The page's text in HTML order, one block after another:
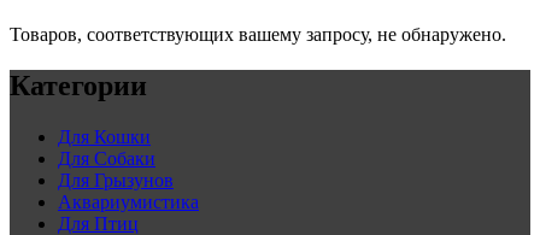
Товаров, соответствующих вашему запросу, не обнаружено.
Категории
Для Кошки
Для Собаки
Для Грызунов
Аквариумистика
Для Птиц